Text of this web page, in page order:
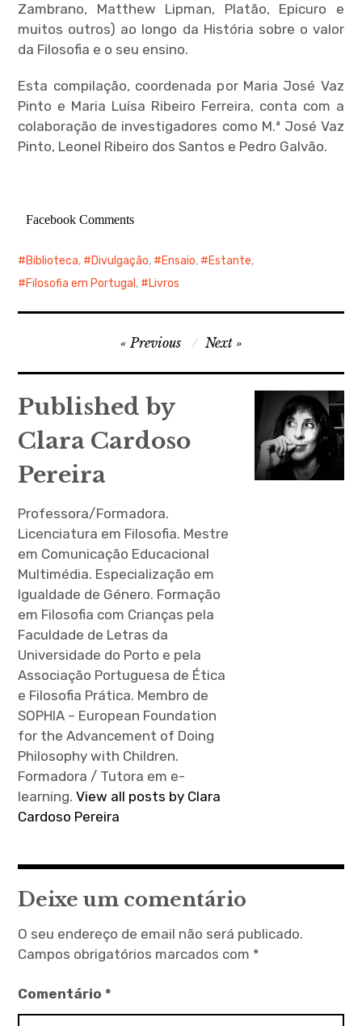
Zambrano, Matthew Lipman, Platão, Epicuro e
muitos outros) ao longo da História sobre o valor
da Filosofia e o seu ensino.
Esta compilação, coordenada por Maria José Vaz
Pinto e Maria Luísa Ribeiro Ferreira, conta com a
colaboração de investigadores como M.ª José Vaz
Pinto, Leonel Ribeiro dos Santos e Pedro Galvão.
Facebook Comments
Biblioteca, Divulgação, Ensaio, Estante,
Filosofia em Portugal , Livros
Navegação
de
artigos
Previous Next
Published by
Clara Cardoso
Pereira
Professora/Formadora.
Licenciatura em Filosofia. Mestre
em Comunicação Educacional
Multimédia. Especialização em
Igualdade de Género. Formação
em Filosofia com Crianças pela
Faculdade de Letras da
Universidade do Porto e pela
Associação Portuguesa de Ética
e Filosofia Prática. Membro de
SOPHIA – European Foundation
for the Advancement of Doing
Philosophy with Children.
Formadora / Tutora em e-
learning.View all posts by Clara
Cardoso Pereira
Deixe um comentário
O seu endereço de email não será publicado.
Campos obrigatórios marcados com *
Comentário*